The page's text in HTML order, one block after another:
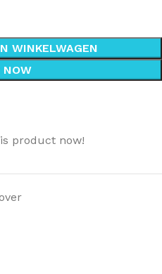
WINKELWAGEN
NOW
product now!